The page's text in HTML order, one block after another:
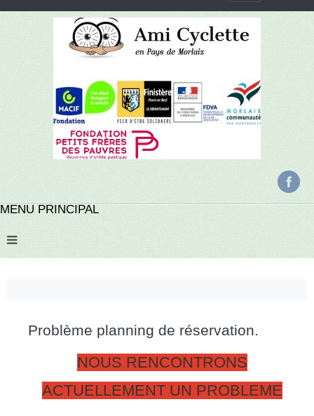
MENU PRINCIPAL
Problème planning de réservation.
NOUS RENCONTRONS
ACTUELLEMENT UN PROBLEME